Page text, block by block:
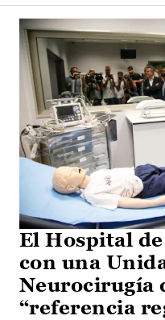
El Hospital
con una
Neurocirugía
“referencia